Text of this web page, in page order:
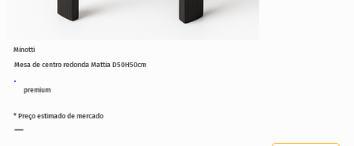
premium
Mesa de centro redonda Mattia D50H50cm
* Preço estimado de mercado
—
Minotti